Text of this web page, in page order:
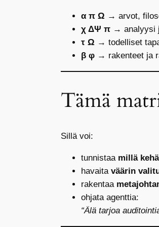
α π Ω → arvot,
χ ΔΨ π → analyysi
τ Ω → todelliset
β φ → rakenteet ja
Tämä
Sillä voi:
tunnistaa millä
havaita väärin
rakentaa
ohjata agenttia:
“Älä tarjoa